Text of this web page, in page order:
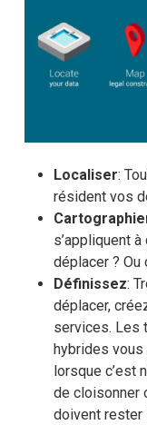
Localiser:
résident vos
s’appliquent
déplacer ?
Définissez:
déplacer,
services. Les
hybrides
lorsque c’est
de cloisonner
doivent rester